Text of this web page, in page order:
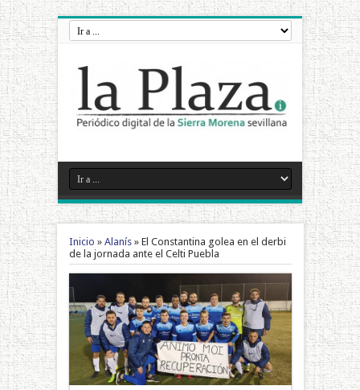
Inicio » Alanís» El Constantina golea en el derbi
de la jornada ante el Celti Puebla